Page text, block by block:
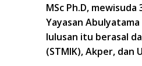
MSc Ph.D,
Yayasan
lulusan itu berasal
(STMIK), Akper, dan